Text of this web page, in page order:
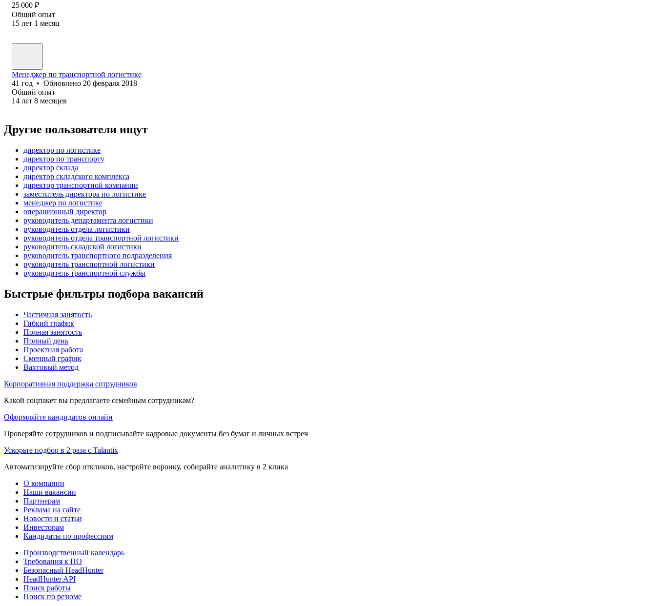
25 000 ₽
Общий опыт
15 лет 1 месяц
Менеджер по транспортной логистике
41 год • Обновлено 20 февраля 2018
Общий опыт
14 лет 8 месяцев
Другие пользователи ищут
директор по логистике
директор по транспорту
директор склада
директор складского комплекса
директор транспортной компании
заместитель директора по логистике
менеджер по логистике
операционный директор
руководитель департамента логистики
руководитель отдела логистики
руководитель отдела транспортной логистики
руководитель складской логистики
руководитель транспортного подразделения
руководитель транспортной логистики
руководитель транспортной службы
Быстрые фильтры подбора вакансий
Частичная занятость
Гибкий график
Полная занятость
Полный день
Проектная работа
Сменный график
Вахтовый метод
Корпоративная поддержка сотрудников
Какой соцпакет вы предлагаете семейным сотрудникам?
Оформляйте кандидатов онлайн
Проверяйте сотрудников и подписывайте кадровые документы без бумаг и личных встреч
Ускорьте подбор в 2 раза с Talantix
Автоматизируйте сбор откликов, настройте воронку, собирайте аналитику в 2 клика
О компании
Наши вакансии
Партнерам
Реклама на сайте
Новости и статьи
Инвесторам
Кандидаты по профессиям
Производственный календарь
Требования к ПО
Безопасный HeadHunter
HeadHunter API
Поиск работы
Поиск по резюме